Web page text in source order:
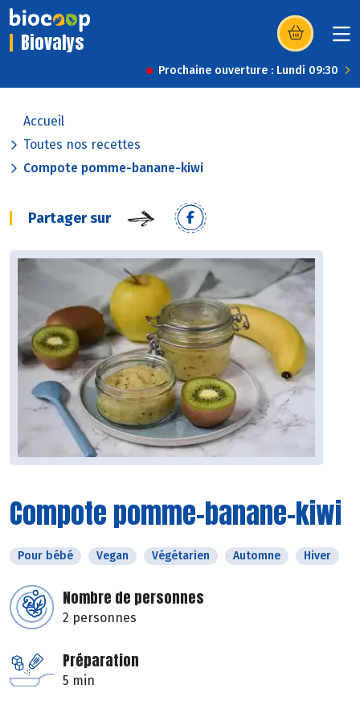
Biovalys (s’ouvre dans
Prochaine ouverture : Lundi 09:30
Accueil
Toutes nos recettes
Compote pomme-banane-kiwi
Partager sur
Compote pomme-banane-kiwi
Pour bébé Vegan Végétarien Automne Hiver
Nombre de personnes
2 personnes
Préparation
5 min